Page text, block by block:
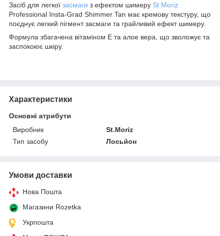
Засіб для легкої засмаги з ефектом шимеру St Moriz
Professional Insta-Grad Shimmer Tan має кремову текстуру, що
поєднує легкий пігмент засмаги та грайливий ефект шимеру.
Формула збагачена вітаміном Е та алое вера, що зволожує та
заспокоює шкіру.
Характеристики
Основні атрибути
Виробник
St.Moriz
Тип засобу
Лосьйон
Умови доставки
Нова Пошта
Магазини Rozetka
Укрпошта